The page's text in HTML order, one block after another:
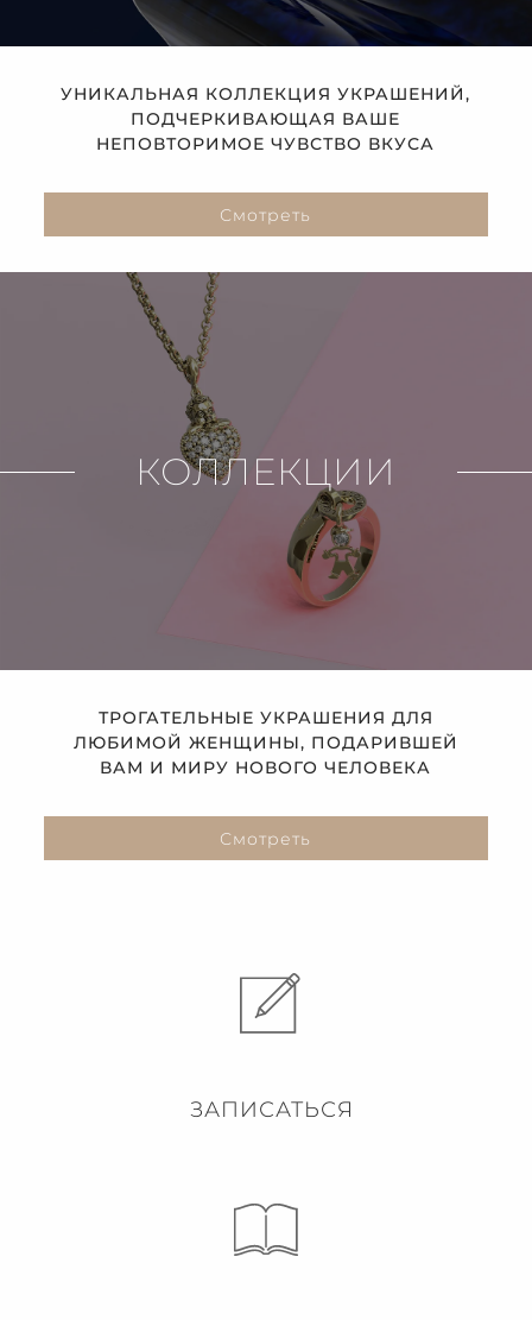
УНИКАЛЬНАЯ КОЛЛЕКЦИЯ УКРАШЕНИЙ,
ПОДЧЕРКИВАЮЩАЯ ВАШЕ
НЕПОВТОРИМОЕ ЧУВСТВО ВКУСА
Смотреть
КОЛЛЕКЦИИ
ТРОГАТЕЛЬНЫЕ УКРАШЕНИЯ ДЛЯ
ЛЮБИМОЙ ЖЕНЩИНЫ, ПОДАРИВШЕЙ
ВАМ И МИРУ НОВОГО ЧЕЛОВЕКА
Смотреть
ЗАПИСАТЬСЯ